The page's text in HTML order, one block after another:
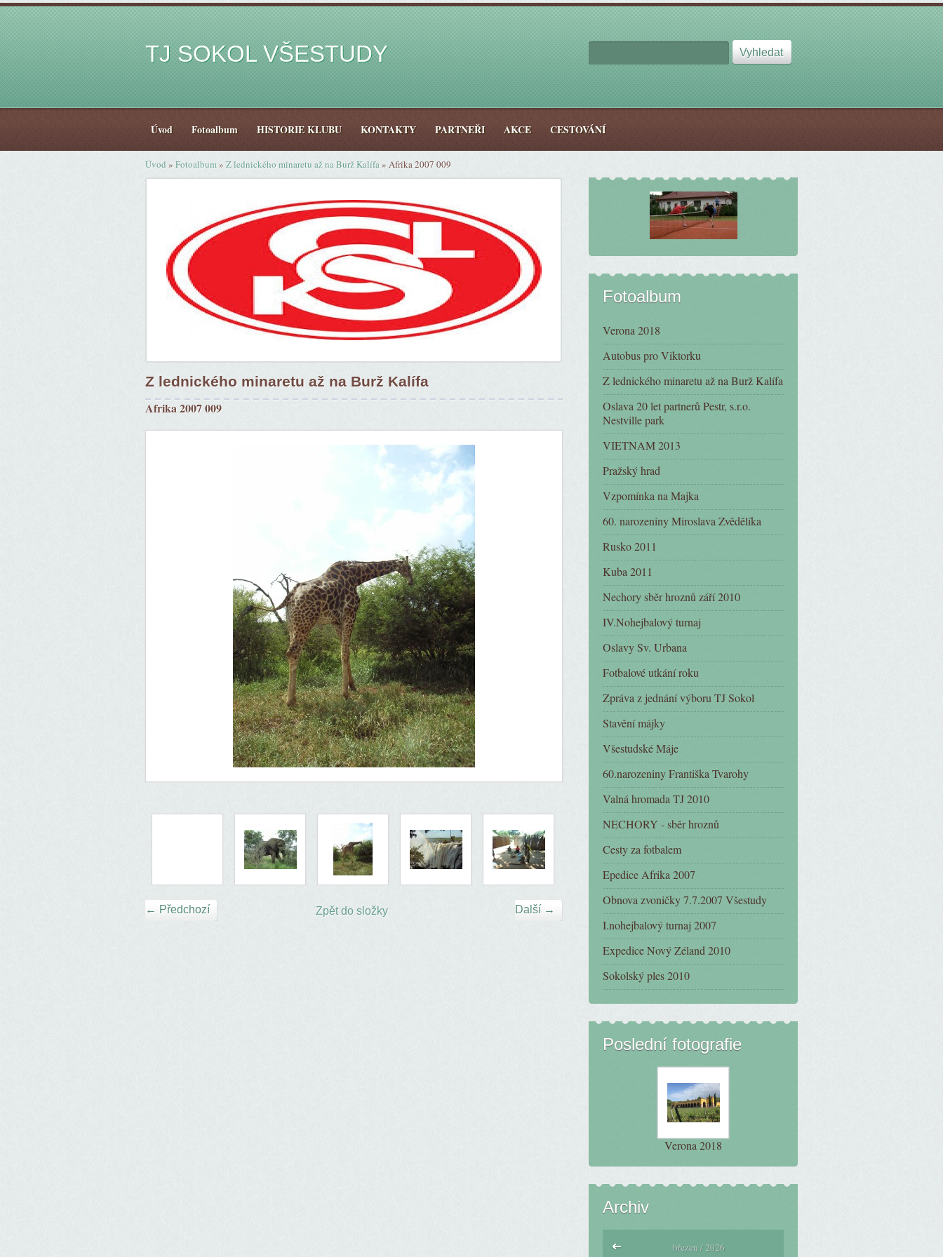
TJ SOKOL VŠESTUDY
Úvod Fotoalbum HISTORIE KLUBU KONTAKTY PARTNEŘI AKCE CESTOVÁNÍ
Úvod » Fotoalbum» Z lednického minaretu až na Burž Kalífa» Afrika 2007 009
Z lednického minaretu až na Burž Kalífa
Afrika 2007 009
← Předchozí Další →
Zpět do složky
Fotoalbum
Verona 2018
Autobus pro Viktorku
Z lednického minaretu až na Burž Kalífa
Oslava 20 let partnerů Pestr, s.r.o.
Nestville park
VIETNAM 2013
Pražský hrad
Vzpomínka na Majka
60. narozeniny Miroslava Zvědělíka
Rusko 2011
Kuba 2011
Nechory sběr hroznů září 2010
IV.Nohejbalový turnaj
Oslavy Sv. Urbana
Fotbalové utkání roku
Zpráva z jednání výboru TJ Sokol
Stavění májky
Všestudské Máje
60.narozeniny Františka Tvarohy
Valná hromada TJ 2010
NECHORY - sběr hroznů
Cesty za fotbalem
Epedice Afrika 2007
Obnova zvoničky 7.7.2007 Všestudy
I.nohejbalový turnaj 2007
Expedice Nový Zéland 2010
Sokolský ples 2010
Poslední fotografie
Verona 2018
Archiv
březen / 2026